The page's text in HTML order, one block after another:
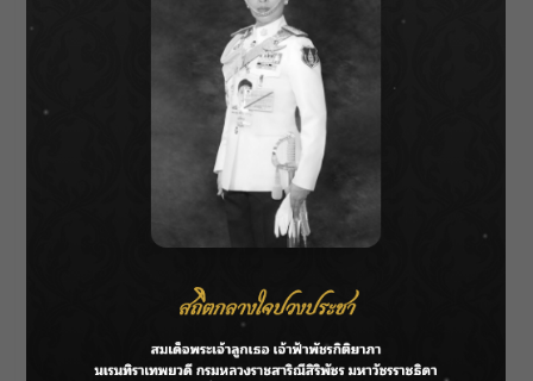
นาแบบเปียกสลับแห้ง และการขยายผลสู่พื้นที่
ชลประทาน ผ่านการแลกเปลี่ยนประสบการณ์จาก
นักวิชาการ ผู้แทนองค์กรระหว่างประเทศ JICA
และเกษตรกรต้นแบบ